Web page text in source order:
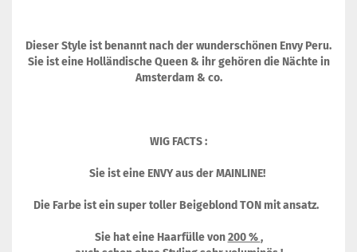
Dieser Style ist benannt nach der wunderschönen Envy Peru.
Sie ist eine Holländische Queen & ihr gehören die Nächte in
Amsterdam & co.
WIG FACTS :
Sie ist eine ENVY aus der MAINLINE!
Die Farbe ist ein super toller Beigeblond TON mit ansatz.
Sie hat eine Haarfülle von200 %,